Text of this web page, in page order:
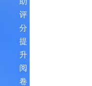
评
分，
提
升
阅
卷